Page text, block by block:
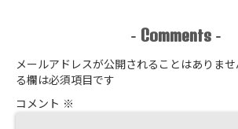
- Comments -
メールアドレスが公開されることはありませ
る欄は必須項目です
コメント ※